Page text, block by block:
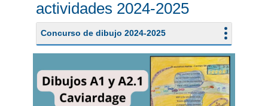
actividades 2024-2025
Concurso de dibujo 2024-2025